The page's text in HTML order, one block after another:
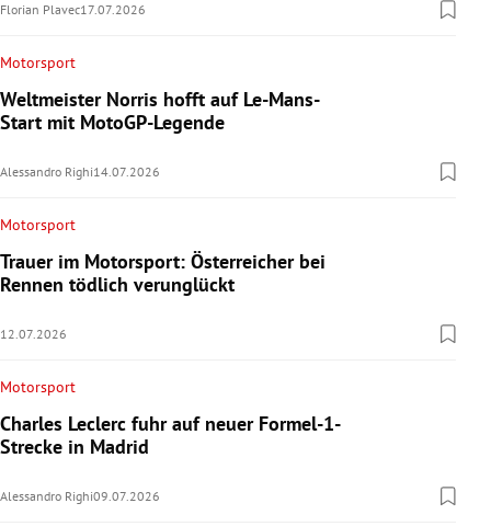
Florian Plavec17.07.2026
Motorsport
Weltmeister Norris hofft auf Le-Mans-
Start mit MotoGP-Legende
Alessandro Righi14.07.2026
Motorsport
Trauer im Motorsport: Österreicher bei
Rennen tödlich verunglückt
12.07.2026
Motorsport
Charles Leclerc fuhr auf neuer Formel-1-
Strecke in Madrid
Alessandro Righi09.07.2026